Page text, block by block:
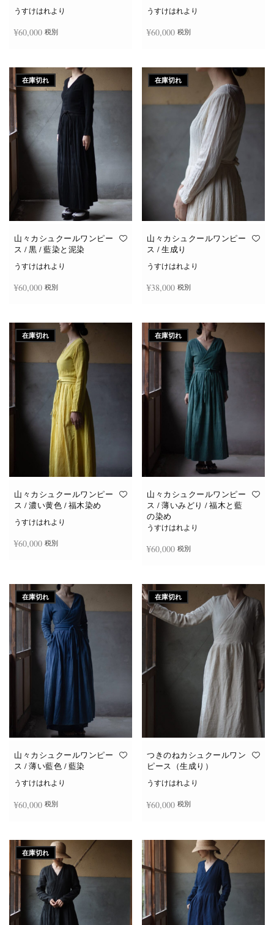
うすけはれより
¥60,000 税別
うすけはれより
¥60,000 税別
在庫切れ
山々カシュクールワンピー
ス / 黒 / 藍染と泥染
うすけはれより
¥60,000 税別
在庫切れ
山々カシュクールワンピー
ス / 生成り
うすけはれより
¥38,000 税別
在庫切れ
山々カシュクールワンピー
ス / 濃い黄色 / 福木染め
うすけはれより
¥60,000 税別
在庫切れ
山々カシュクールワンピー
ス / 薄いみどり / 福木と藍
の染め
うすけはれより
¥60,000 税別
在庫切れ
山々カシュクールワンピー
ス / 薄い藍色 / 藍染
うすけはれより
¥60,000 税別
在庫切れ
つきのねカシュクールワン
ピース（生成り）
うすけはれより
¥60,000 税別
在庫切れ